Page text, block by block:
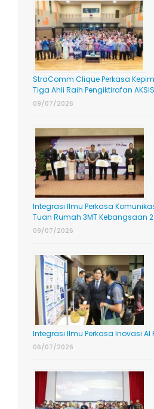
StraComm Clique Perkasa
Tiga Ahli Raih Pengiktirafan AKSIS
09/07/2026
Integrasi Ilmu Perkasa
Tuan Rumah 3MT Kebangsaan
09/07/2026
Integrasi Ilmu Perkasa Inovasi AI
06/07/2026